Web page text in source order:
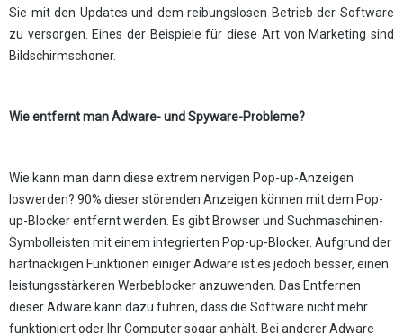
Sie mit den Updates und dem reibungslosen Betrieb der Software
zu versorgen. Eines der Beispiele für diese Art von Marketing sind
Bildschirmschoner.
Wie entfernt man Adware- und Spyware-Probleme?
Wie kann man dann diese extrem nervigen Pop-up-Anzeigen
loswerden? 90% dieser störenden Anzeigen können mit dem Pop-
up-Blocker entfernt werden. Es gibt Browser und Suchmaschinen-
Symbolleisten mit einem integrierten Pop-up-Blocker. Aufgrund der
hartnäckigen Funktionen einiger Adware ist es jedoch besser, einen
leistungsstärkeren Werbeblocker anzuwenden. Das Entfernen
dieser Adware kann dazu führen, dass die Software nicht mehr
funktioniert oder Ihr Computer sogar anhält. Bei anderer Adware